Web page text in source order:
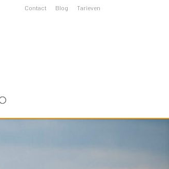
Contact Blog Tarieven